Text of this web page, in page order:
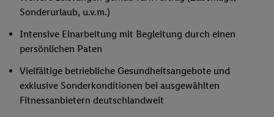
Sonderurlaub, u.v.m.)
Intensive Einarbeitung mit Begleitung durch einen
persönlichen Paten
Vielfältige betriebliche Gesundheitsangebote und
exklusive Sonderkonditionen bei ausgewählten
Fitnessanbietern deutschlandweit